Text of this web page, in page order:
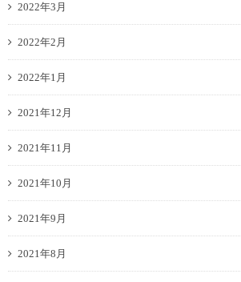
2022年3月
2022年2月
2022年1月
2021年12月
2021年11月
2021年10月
2021年9月
2021年8月